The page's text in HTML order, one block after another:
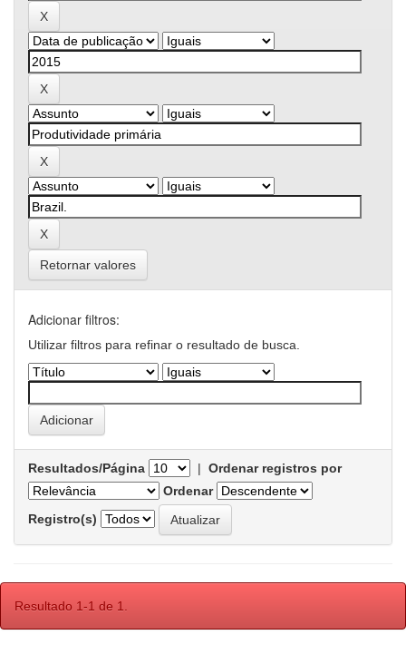
Retornar valores
Adicionar filtros:
Utilizar filtros para refinar o resultado de busca.
Resultados/Página | Ordenar registros por
Ordenar
Registro(s)
Resultado 1-1 de 1.